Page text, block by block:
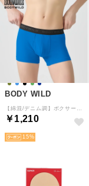
BODY WILD
￥1,210
15